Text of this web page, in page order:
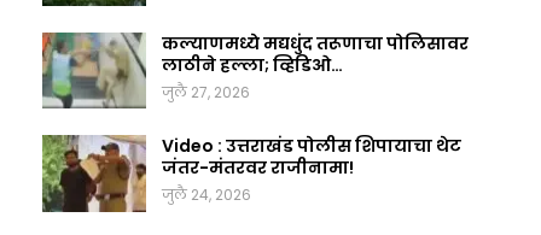
कल्याणमध्ये मद्यधुंद तरूणाचा पोलिसावर
लाठीने हल्ला; व्हिडिओ…
जुलै 27, 2026
Video : उत्तराखंड पोलीस शिपायाचा थेट
जंतर-मंतरवर राजीनामा!
जुलै 24, 2026